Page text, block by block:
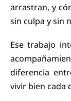
arrastran, y
sin culpa y sin
Ese trabajo
diferencia
vivir bien cada